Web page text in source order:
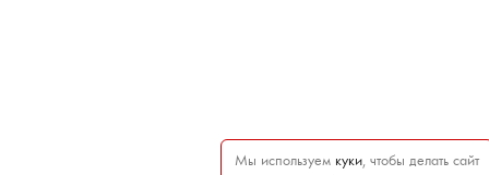
Мы используем куки, чтобы делать сайт